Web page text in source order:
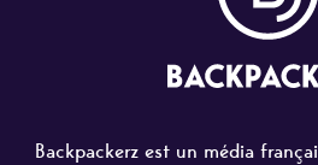
Backpackerz est un média